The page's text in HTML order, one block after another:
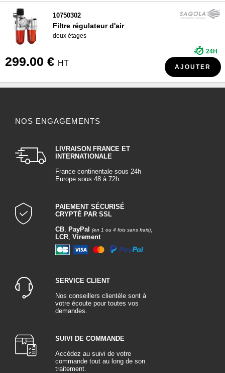
10750302
Filtre régulateur d'air
deux étages
299.00 € HT
24H
AJOUTER
NOS ENGAGEMENTS
LIVRAISON FRANCE ET
INTERNATIONALE
France continentale sous 24h
Europe sous 48 à 72h
PAIEMENT SÉCURISÉ
CRYPTÉ PAR SSL
CB, PayPal (en 1 ou 4 fois sans frais),
LCR, Virement
SERVICE CLIENT
Nos conseillers clientèle sont à
votre écoute pour toutes vos
demandes.
SUIVI DE COMMANDE
Accédez au suivi de votre
commande tout au long de son
traitement.